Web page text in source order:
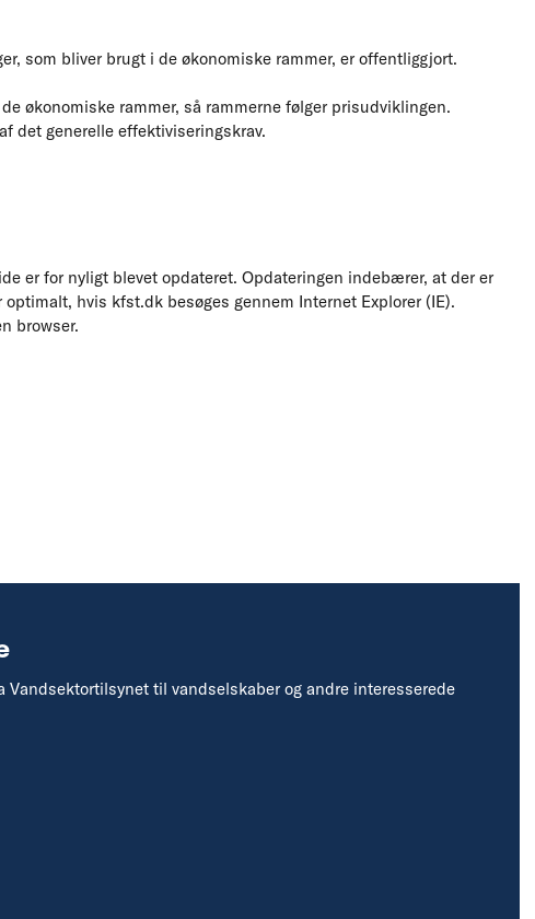
som bliver brugt i de økonomiske rammer, er offentliggjort.
økonomiske rammer, så rammerne følger prisudviklingen.
det generelle effektiviseringskrav.
er for nyligt blevet opdateret. Opdateringen indebærer, at der er
hvis kfst.dk besøges gennem Internet Explorer (IE).
browser.
Vandsektortilsynet til vandselskaber og andre interesserede